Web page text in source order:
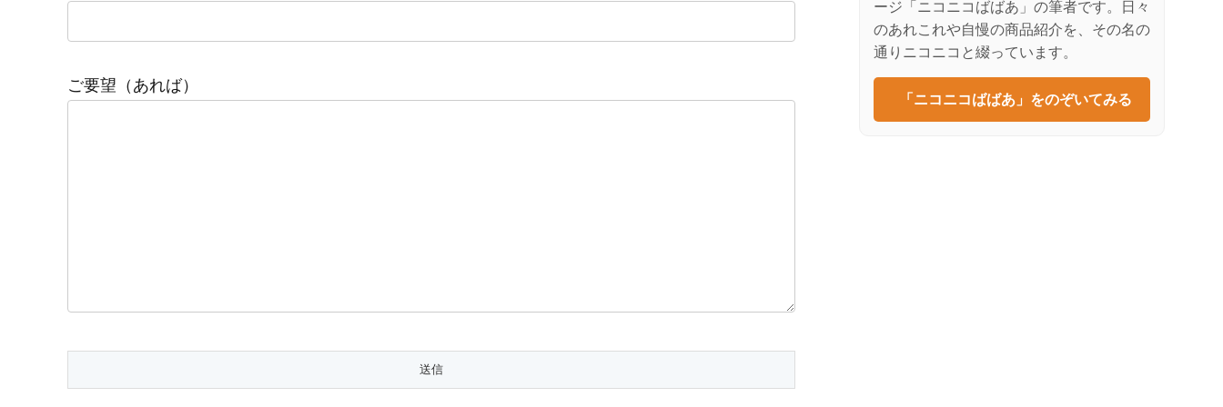
ご要望（あれば）
ージ「ニコニコばばあ」の筆者です。日々
のあれこれや自慢の商品紹介を、その名の
通りニコニコと綴っています。
「ニコニコばばあ」をのぞいてみる